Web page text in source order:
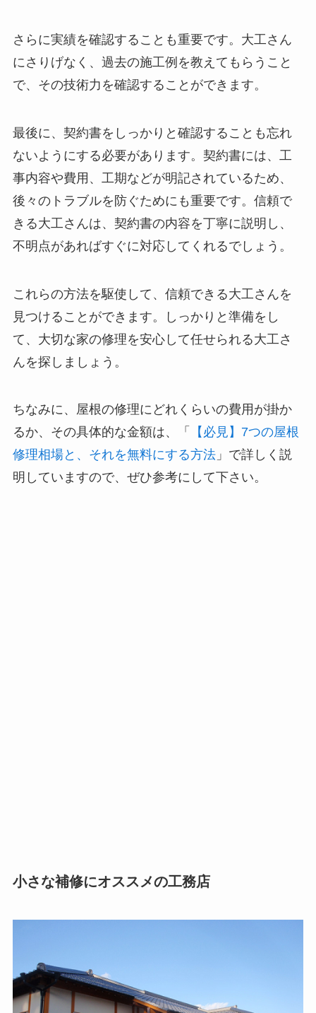
さらに実績を確認することも重要です。大工さん
にさりげなく、過去の施工例を教えてもらうこと
で、その技術力を確認することができます。
最後に、契約書をしっかりと確認することも忘れ
ないようにする必要があります。契約書には、工
事内容や費用、工期などが明記されているため、
後々のトラブルを防ぐためにも重要です。信頼で
きる大工さんは、契約書の内容を丁寧に説明し、
不明点があればすぐに対応してくれるでしょう。
これらの方法を駆使して、信頼できる大工さんを
見つけることができます。しっかりと準備をし
て、大切な家の修理を安心して任せられる大工さ
んを探しましょう。
ちなみに、屋根の修理にどれくらいの費用が掛か
るか、その具体的な金額は、「
【必見】7つの屋根
修理相場と、それを無料にする方法」で詳しく説
明していますので、ぜひ参考にして下さい。
小さな補修にオススメの工務店